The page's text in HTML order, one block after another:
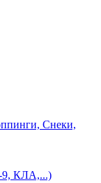
Снеки,
9, КЛА,...)